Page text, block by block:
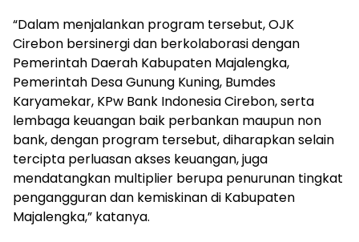
“Dalam menjalankan program tersebut, OJK
Cirebon bersinergi dan berkolaborasi dengan
Pemerintah Daerah Kabupaten Majalengka,
Pemerintah Desa Gunung Kuning, Bumdes
Karyamekar, KPw Bank Indonesia Cirebon, serta
lembaga keuangan baik perbankan maupun non
bank, dengan program tersebut, diharapkan selain
tercipta perluasan akses keuangan, juga
mendatangkan multiplier berupa penurunan tingkat
pengangguran dan kemiskinan di Kabupaten
Majalengka,” katanya.